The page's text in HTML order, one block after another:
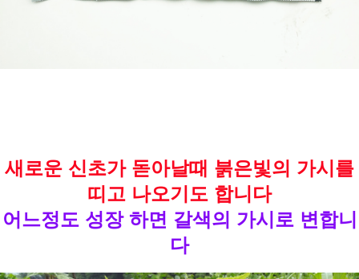
새로운 신초가 돋아날때 붉은빛의 가시를
띠고 나오기도 합니다
어느정도 성장 하면 갈색의 가시로 변합니
다